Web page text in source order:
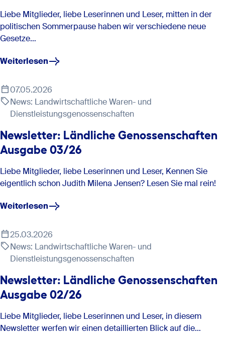
Welche steuerlichen Änderungen oder Besonderheiten
gelten bei Freiflächen-Photovoltaikanlagen?
Grundsteuer:
Einreise nach Deutschland
hier.
Wie sieht Ihr Arbeitsalltag aus?
zur Anmeldung und den Veranstaltungsdetails.
Ab Herbst: Neue Weiterbildungsangebote für
Hier geht’s zur Anmeldung und den Veranstaltungsdetails
des Managementprogramms.
Hier geht’s zur Anmeldung und den Veranstaltungsdetails
Liebe Mitglieder, liebe Leserinnen und Leser, mitten in der
politischen Sommerpause haben wir verschiedene neue
Gesetze…
Weiterlesen
07.05.2026
News: Landwirtschaftliche Waren- und
Dienstleistungsgenossenschaften
Newsletter: Ländliche Genossenschaften
Ausgabe 03/26
Liebe Mitglieder, liebe Leserinnen und Leser, Kennen Sie
eigentlich schon Judith Milena Jensen? Lesen Sie mal rein!
Weiterlesen
25.03.2026
News: Landwirtschaftliche Waren- und
Dienstleistungsgenossenschaften
Newsletter: Ländliche Genossenschaften
Ausgabe 02/26
Liebe Mitglieder, liebe Leserinnen und Leser, in diesem
Newsletter werfen wir einen detaillierten Blick auf die…